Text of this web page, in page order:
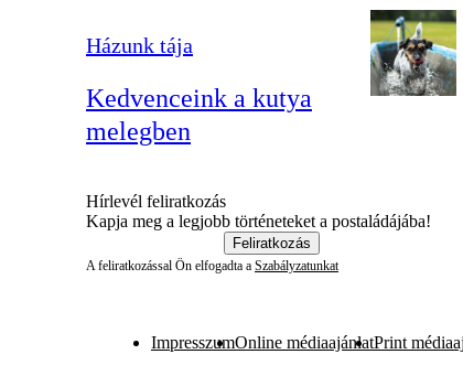
Házunk tája
Kedvenceink a kutya
melegben
Hírlevél feliratkozás
Kapja meg a legjobb történeteket a postaládájába!
Feliratkozás
A feliratkozással Ön elfogadta a Szabályzatunkat
ImpresszumOnline médiaajánlatPrint